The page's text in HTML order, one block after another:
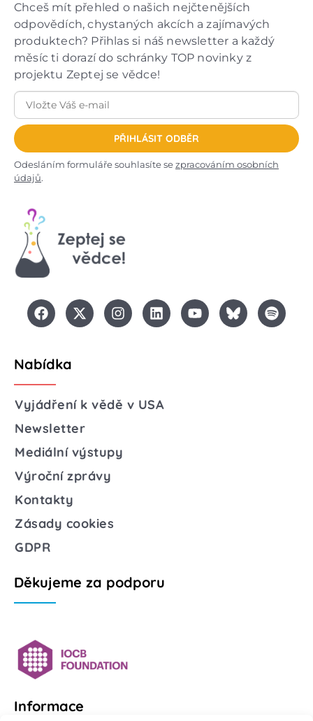
Chceš mít přehled o našich nejčtenějších
odpovědích, chystaných akcích a zajímavých
produktech? Přihlas si náš newsletter a každý
měsíc ti dorazí do schránky TOP novinky z
projektu Zeptej se vědce!
PŘIHLÁSIT ODBĚR
Odesláním formuláře souhlasíte sezpracováním osobních
údajů.
Nabídka
Vyjádření k vědě v USA
Newsletter
Mediální výstupy
Výroční zprávy
Kontakty
Zásady cookies
GDPR
Děkujeme za podporu
Informace